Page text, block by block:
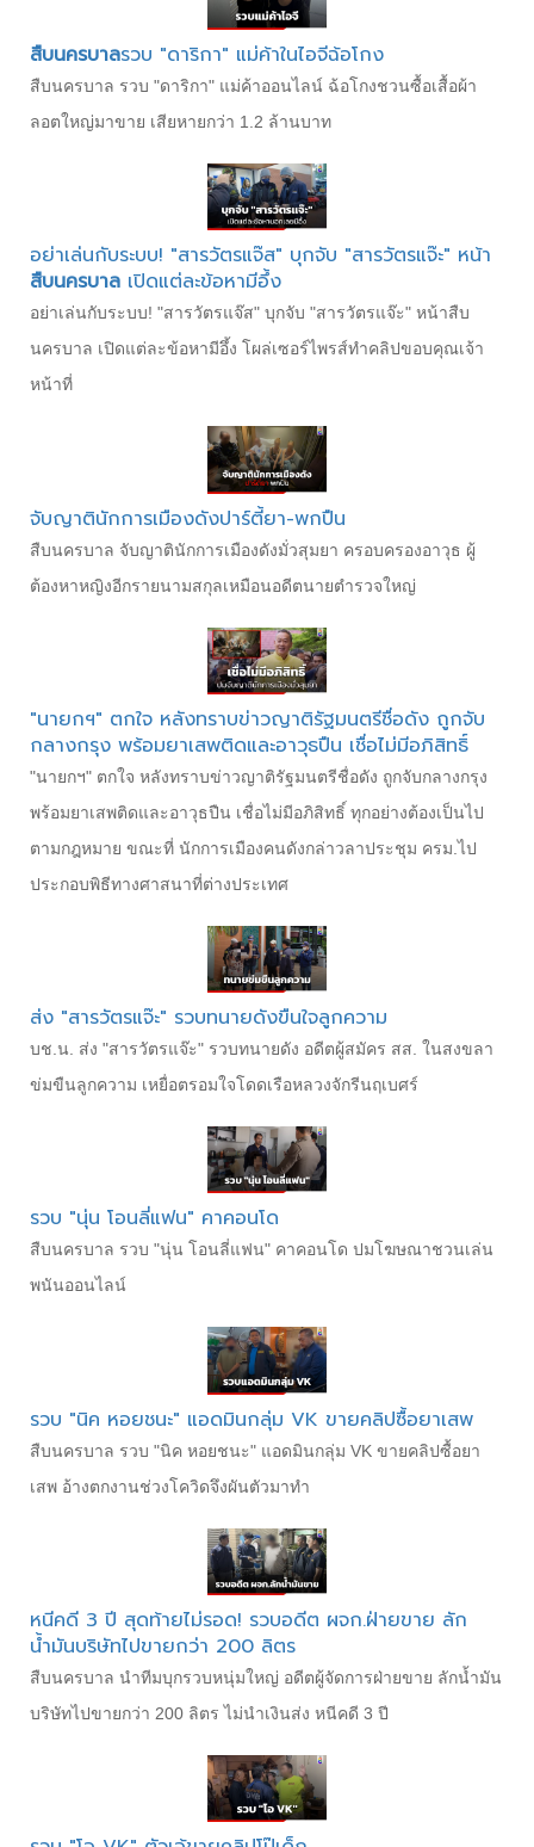
สืบนครบาลรวบ "ดาริกา" แม่ค้าในไอจีฉ้อโกง
สืบนครบาล รวบ "ดาริกา" แม่ค้าออนไลน์ ฉ้อโกงชวนซื้อเสื้อผ้า
ลอตใหญ่มาขาย เสียหายกว่า 1.2 ล้านบาท
อย่าเล่นกับระบบ! "สารวัตรแจ๊ส" บุกจับ "สารวัตรแจ๊ะ" หน้า
สืบนครบาล เปิดแต่ละข้อหามีอึ้ง
อย่าเล่นกับระบบ! "สารวัตรแจ๊ส" บุกจับ "สารวัตรแจ๊ะ" หน้าสืบ
นครบาล เปิดแต่ละข้อหามีอึ้ง โผล่เซอร์ไพรส์ทำคลิปขอบคุณเจ้า
หน้าที่
จับญาตินักการเมืองดังปาร์ตี้ยา-พกปืน
สืบนครบาล จับญาตินักการเมืองดังมั่วสุมยา ครอบครองอาวุธ ผู้
ต้องหาหญิงอีกรายนามสกุลเหมือนอดีตนายตำรวจใหญ่
"นายกฯ" ตกใจ หลังทราบข่าวญาติรัฐมนตรีชื่อดัง ถูกจับ
กลางกรุง พร้อมยาเสพติดและอาวุธปืน เชื่อไม่มีอภิสิทธิ์
"นายกฯ" ตกใจ หลังทราบข่าวญาติรัฐมนตรีชื่อดัง ถูกจับกลางกรุง
พร้อมยาเสพติดและอาวุธปืน เชื่อไม่มีอภิสิทธิ์ ทุกอย่างต้องเป็นไป
ตามกฎหมาย ขณะที่ นักการเมืองคนดังกล่าวลาประชุม ครม.ไป
ประกอบพิธีทางศาสนาที่ต่างประเทศ
ส่ง "สารวัตรแจ๊ะ" รวบทนายดังขืนใจลูกความ
บช.น. ส่ง "สารวัตรแจ๊ะ" รวบทนายดัง อดีตผู้สมัคร สส. ในสงขลา
ข่มขืนลูกความ เหยื่อตรอมใจโดดเรือหลวงจักรีนฤเบศร์
รวบ "นุ่น โอนลี่แฟน" คาคอนโด
สืบนครบาล รวบ "นุ่น โอนลี่แฟน" คาคอนโด ปมโฆษณาชวนเล่น
พนันออนไลน์
รวบ "นิค หอยชนะ" แอดมินกลุ่ม VK ขายคลิปซื้อยาเสพ
สืบนครบาล รวบ "นิค หอยชนะ" แอดมินกลุ่ม VK ขายคลิปซื้อยา
เสพ อ้างตกงานช่วงโควิดจึงผันตัวมาทำ
หนีคดี 3 ปี สุดท้ายไม่รอด! รวบอดีต ผจก.ฝ่ายขาย ลัก
น้ำมันบริษัทไปขายกว่า 200 ลิตร
สืบนครบาล นำทีมบุกรวบหนุ่มใหญ่ อดีตผู้จัดการฝ่ายขาย ลักน้ำมัน
บริษัทไปขายกว่า 200 ลิตร ไม่นำเงินส่ง หนีคดี 3 ปี